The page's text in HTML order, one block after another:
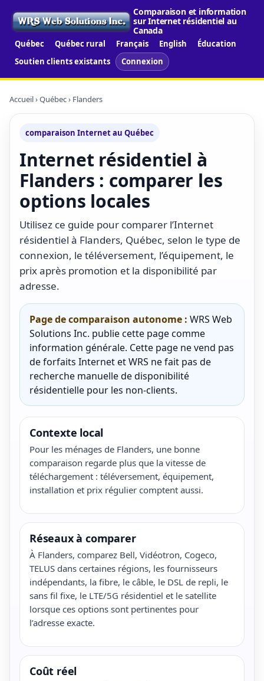
Comparaison et information
sur Internet résidentiel au
Canada
Québec Québec rural Français English
Éducation
Soutien clients existants
Connexion
Accueil›Québec› Flanders
comparaison Internet au Québec
Internet résidentiel à
Flanders : comparer les
options locales
Utilisez ce guide pour comparer l’Internet
résidentiel à Flanders, Québec, selon le type de
connexion, le téléversement, l’équipement, le
prix après promotion et la disponibilité par
adresse.
Page de comparaison autonome : WRS Web
Solutions Inc. publie cette page comme
information générale. Cette page ne vend pas
de forfaits Internet et WRS ne fait pas de
recherche manuelle de disponibilité
résidentielle pour les non-clients.
Contexte local
Pour les ménages de Flanders, une bonne
comparaison regarde plus que la vitesse de
téléchargement : téléversement, équipement,
installation et prix régulier comptent aussi.
Réseaux à comparer
À Flanders, comparez Bell, Vidéotron, Cogeco,
TELUS dans certaines régions, les fournisseurs
indépendants, la fibre, le câble, le DSL de repli, le
sans fil fixe, le LTE/5G résidentiel et le satellite
lorsque ces options sont pertinentes pour
l’adresse exacte.
Coût réel